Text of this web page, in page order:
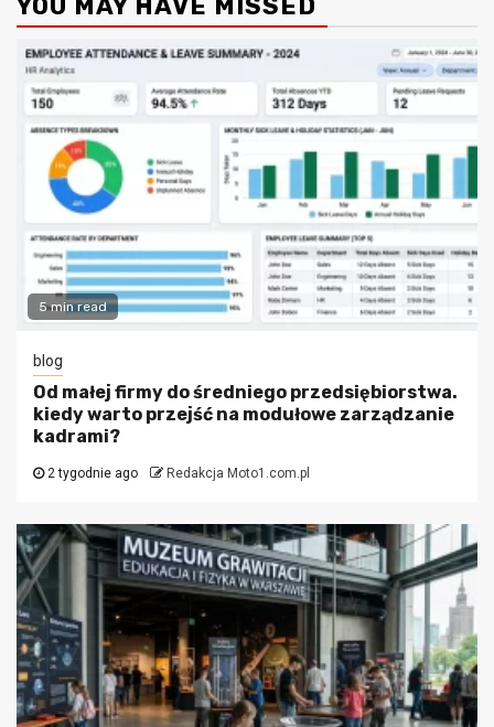
5 min read
blog
Od małej firmy do średniego przedsiębiorstwa.
kiedy warto przejść na modułowe zarządzanie
kadrami?
2 tygodnie ago Redakcja Moto1.com.pl